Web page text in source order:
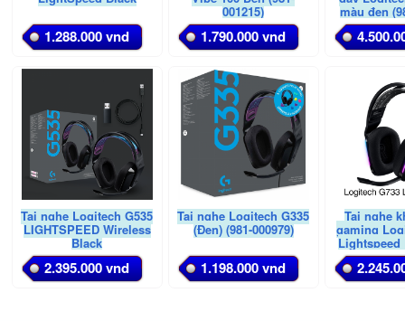
1.288.000 vnd
001215)
1.790.000 vnd
màu đen
Tai nghe Logitech G535
LIGHTSPEED Wireless
Black
2.395.000 vnd
Tai nghe Logitech G335
(Đen) (981-000979)
1.198.000 vnd
Tai nghe
gaming
Lightspeed
(981-